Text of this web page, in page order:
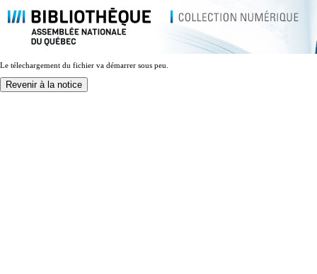
Le télechargement du fichier va démarrer sous peu.